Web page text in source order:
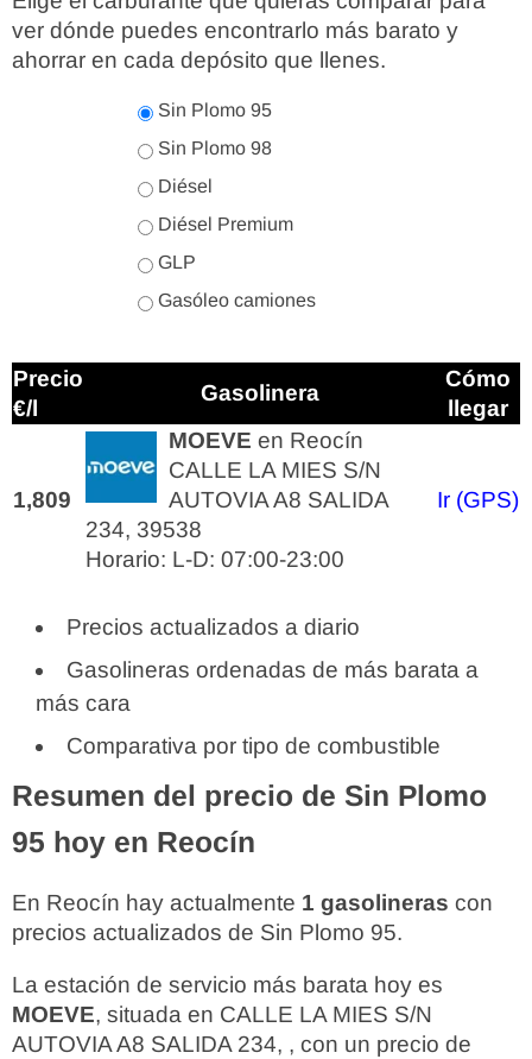
ver dónde puedes encontrarlo más barato y
ahorrar en cada depósito que llenes.
Sin Plomo 95
Sin Plomo 98
Diésel
Diésel Premium
GLP
Gasóleo camiones
Precio
€/l
Gasolinera
Cómo
llegar
1,809
MOEVE en Reocín
CALLE LA MIES S/N
AUTOVIA A8 SALIDA
234, 39538
Horario: L-D: 07:00-23:00
Ir (GPS)
Precios actualizados a diario
Gasolineras ordenadas de más barata a
más cara
Comparativa por tipo de combustible
Resumen del precio de Sin Plomo
95 hoy en Reocín
En Reocín hay actualmente 1 gasolineras con
precios actualizados de Sin Plomo 95.
La estación de servicio más barata hoy es
MOEVE, situada en CALLE LA MIES S/N
AUTOVIA A8 SALIDA 234, , con un precio de